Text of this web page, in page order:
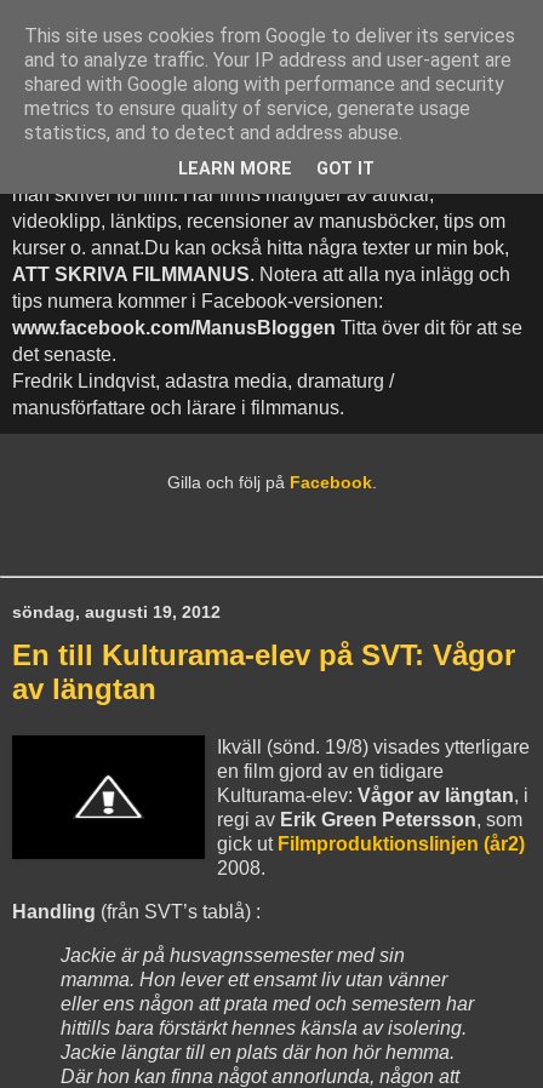
Att Skriva Filmmanus -
Bloggen
Denna blogg inehhåller runt 500 (!) inlägg med fokus på hur
man skriver för film. Här finns mängder av artiklar,
videoklipp, länktips, recensioner av manusböcker, tips om
kurser o. annat.Du kan också hitta några texter ur min bok,
ATT SKRIVA FILMMANUS. Notera att alla nya inlägg och
tips numera kommer i Facebook-versionen:
www.facebook.com/ManusBloggen Titta över dit för att se
det senaste.
Fredrik Lindqvist, adastra media, dramaturg /
manusförfattare och lärare i filmmanus.
Gilla och följ på Facebook.
söndag, augusti 19, 2012
En till Kulturama-elev på SVT: Vågor
av längtan
Ikväll (sönd. 19/8) visades ytterligare
en film gjord av en tidigare
Kulturama-elev: Vågor av längtan, i
regi av Erik Green Petersson, som
gick ut Filmproduktionslinjen (år2)
2008.
Handling (från SVT’s tablå) :
Jackie är på husvagnssemester med sin
mamma. Hon lever ett ensamt liv utan vänner
eller ens någon att prata med och semestern har
hittills bara förstärkt hennes känsla av isolering.
Jackie längtar till en plats där hon hör hemma.
Där hon kan finna något annorlunda, någon att
This site uses cookies from Google to deliver its services
and to analyze traffic. Your IP address and user-agent are
shared with Google along with performance and security
metrics to ensure quality of service, generate usage
statistics, and to detect and address abuse.
LEARN MORE GOT IT